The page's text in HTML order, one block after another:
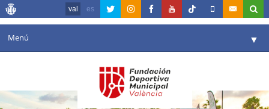
val es
Menú ▼
Agenda